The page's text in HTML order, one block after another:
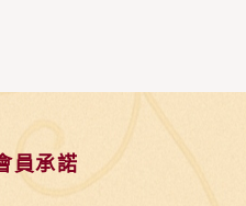
員承諾